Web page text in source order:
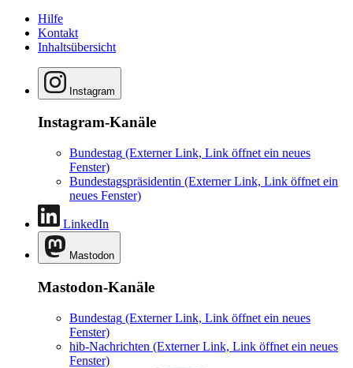
Hilfe
Kontakt
Inhaltsübersicht
Instagram
Instagram-Kanäle
Bundestag (Externer Link, Link öffnet ein neues
Fenster)
Bundestagspräsidentin (Externer Link, Link öffnet ein
neues Fenster)
LinkedIn
Mastodon
Mastodon-Kanäle
Bundestag (Externer Link, Link öffnet ein neues
Fenster)
hib-Nachrichten (Externer Link, Link öffnet ein neues
Fenster)